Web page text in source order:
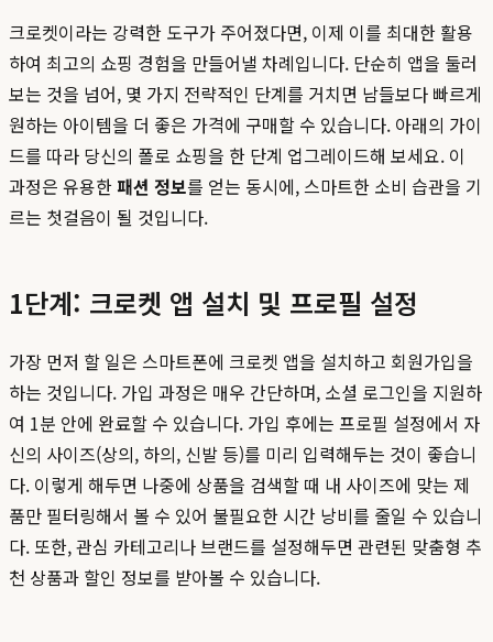
크로켓이라는 강력한 도구가 주어졌다면, 이제 이를 최대한 활용
하여 최고의 쇼핑 경험을 만들어낼 차례입니다. 단순히 앱을 둘러
보는 것을 넘어, 몇 가지 전략적인 단계를 거치면 남들보다 빠르게
원하는 아이템을 더 좋은 가격에 구매할 수 있습니다. 아래의 가이
드를 따라 당신의 폴로 쇼핑을 한 단계 업그레이드해 보세요. 이
과정은 유용한 패션 정보를 얻는 동시에, 스마트한 소비 습관을 기
르는 첫걸음이 될 것입니다.
1단계: 크로켓 앱 설치 및 프로필 설정
가장 먼저 할 일은 스마트폰에 크로켓 앱을 설치하고 회원가입을
하는 것입니다. 가입 과정은 매우 간단하며, 소셜 로그인을 지원하
여 1분 안에 완료할 수 있습니다. 가입 후에는 프로필 설정에서 자
신의 사이즈(상의, 하의, 신발 등)를 미리 입력해두는 것이 좋습니
다. 이렇게 해두면 나중에 상품을 검색할 때 내 사이즈에 맞는 제
품만 필터링해서 볼 수 있어 불필요한 시간 낭비를 줄일 수 있습니
다. 또한, 관심 카테고리나 브랜드를 설정해두면 관련된 맞춤형 추
천 상품과 할인 정보를 받아볼 수 있습니다.